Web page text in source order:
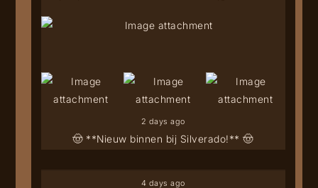
🤠 **Nieuw binnen bij Silverado!** 🤠
2 days ago
4 days ago